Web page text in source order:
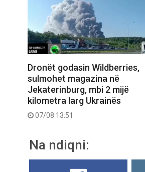
Dronët godasin Wildberries,
sulmohet magazina në
Jekaterinburg, mbi 2 mijë
kilometra larg Ukrainës
07/08 13:51
Na ndiqni: